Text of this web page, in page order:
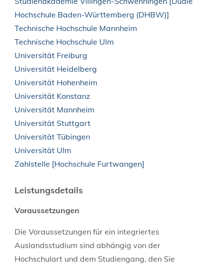
Hochschule Baden-Württemberg (DHBW)]
Technische Hochschule Mannheim
Technische Hochschule Ulm
Universität Freiburg
Universität Heidelberg
Universität Hohenheim
Universität Konstanz
Universität Mannheim
Universität Stuttgart
Universität Tübingen
Universität Ulm
Zahlstelle [Hochschule Furtwangen]
Leistungsdetails
Voraussetzungen
Die Voraussetzungen für ein integriertes
Auslandsstudium sind abhängig von der
Hochschulart und dem Studiengang, den Sie